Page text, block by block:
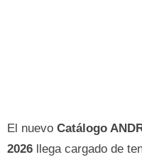
El nuevo Catálogo
2026 llega cargado de